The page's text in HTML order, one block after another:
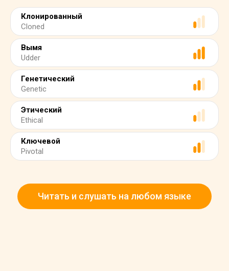
Клонированный
Cloned
Вымя
Udder
Генетический
Genetic
Этический
Ethical
Ключевой
Pivotal
Читать и слушать на любом языке